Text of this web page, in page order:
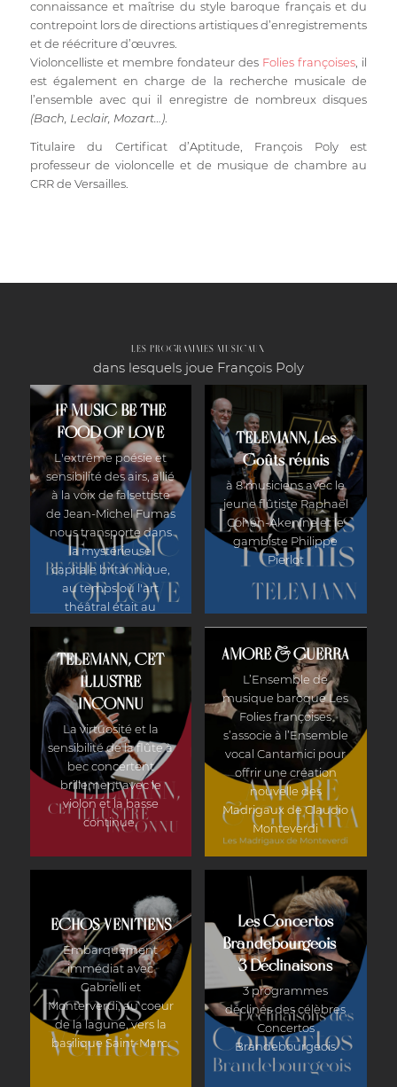
connaissance et maîtrise du style baroque français et du
contrepoint lors de directions artistiques d’enregistrements
et de réécriture d’œuvres.
Violoncelliste et membre fondateur des Folies françoises , il
est également en charge de la recherche musicale de
l’ensemble avec qui il enregistre de nombreux disques
(Bach, Leclair, Mozart…).
Titulaire du Certificat d’Aptitude, François Poly est
professeur de violoncelle et de musique de chambre au
CRR de Versailles.
LES PROGRAMMES MUSICAUX
dans lesquels joue François Poly
IF MUSIC BE THE
FOOD OF LOVE
L'extrême poésie et
sensibilité des airs, allié
à la voix de falsettiste
de Jean-Michel Fumas
nous transporte dans
la mystérieuse
capitale britannique,
au temps où l'art
théâtral était au
centre de la vie
TELEMANN, Les
Goûts réunis
à 8 musiciens avec le
jeune flûtiste Raphaël
Cohën-Akenine et le
gambiste Philippe
Pierlot
TELEMANN, CET
ILLUSTRE
INCONNU
La virtuosité et la
sensibilité de la flûte à
bec concertent
brillement avec le
violon et la basse
continue.
AMORE & GUERRA
L’Ensemble de
musique baroque Les
Folies françoises
s’associe à l’Ensemble
vocal Cantamici pour
offrir une création
nouvelle des
Madrigaux de Claudio
Monteverdi
ECHOS VENITIENS
Embarquement
immédiat avec
Gabrielli et
Monterverdi, au coeur
de la lagune, vers la
basilique Saint-Marc.
Les Concertos
Brandebourgeois –
3 Déclinaisons
3 programmes
déclinés des célèbres
Concertos
Brandebourgeois